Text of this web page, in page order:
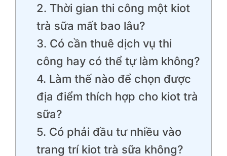
2. Thời gian thi công một kiot
trà sữa mất bao lâu?
3. Có cần thuê dịch vụ thi
công hay có thể tự làm không?
4. Làm thế nào để chọn được
địa điểm thích hợp cho kiot trà
sữa?
5. Có phải đầu tư nhiều vào
trang trí kiot trà sữa không?